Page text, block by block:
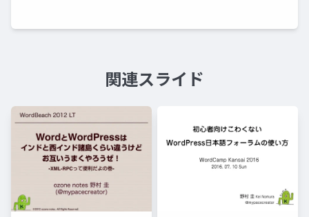
関連スライド